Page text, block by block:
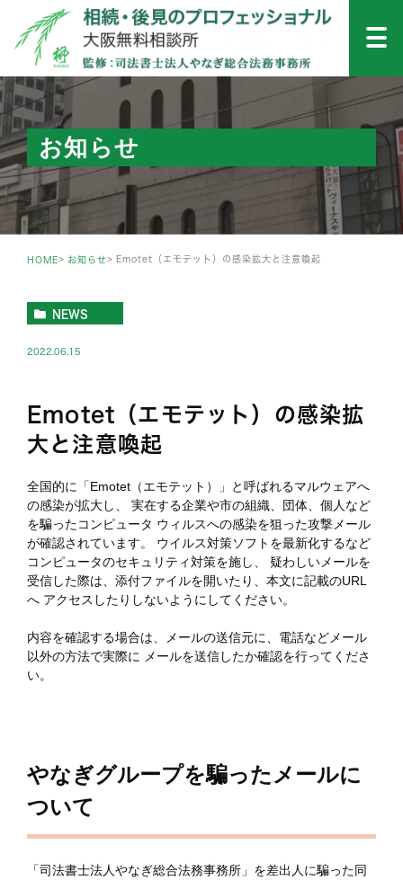
お知らせ
HOME お知らせ Emotet（エモテット）の感染拡大と注意喚起
NEWS
2022.06.15
Emotet（エモテット）の感染拡
大と注意喚起
全国的に「Emotet（エモテット）」と呼ばれるマルウェアへ
の感染が拡大し、 実在する企業や市の組織、団体、個人など
を騙ったコンピュータ ウィルスへの感染を狙った攻撃メール
が確認されています。 ウイルス対策ソフトを最新化するなど
コンピュータのセキュリティ対策を施し、 疑わしいメールを
受信した際は、添付ファイルを開いたり、本文に記載のURL
へ アクセスしたりしないようにしてください。
内容を確認する場合は、メールの送信元に、電話などメール
以外の方法で実際に メールを送信したか確認を行ってくださ
い。
やなぎグループを騙ったメールに
ついて
「司法書士法人やなぎ総合法務事務所」を差出人に騙った同